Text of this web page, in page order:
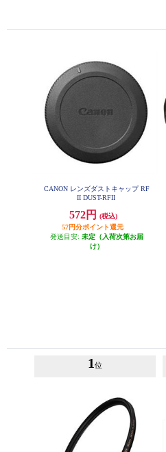
CANON レンズダストキャップ RF
II DUST-RFII
572円
(税込)
57円分ポイント還元
発送目安: 未定（入荷次第お届
け）
1 位